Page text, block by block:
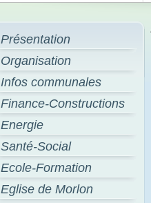
Présentation
Organisation
Infos communales
Finance-Constructions
Energie
Santé-Social
Ecole-Formation
Eglise de Morlon